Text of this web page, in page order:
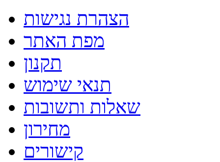
הצהרת נגישות
מפת האתר
תקנון
תנאי שימוש
שאלות ותשובות
מחירון
קישורים